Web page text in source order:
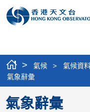
> 氣候 > 氣候資
氣象辭彙
氣象辭彙